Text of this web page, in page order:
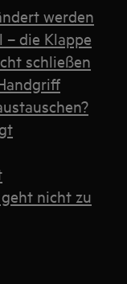
werden
– die Klappe
schließen
nicht zu